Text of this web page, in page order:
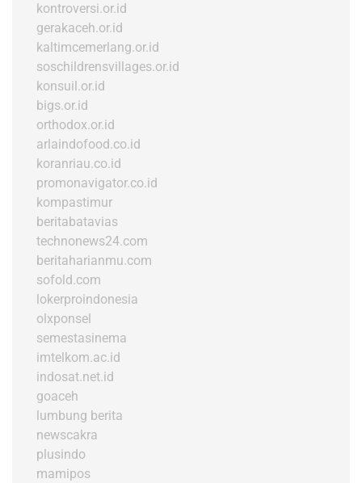
kontroversi.or.id
gerakaceh.or.id
kaltimcemerlang.or.id
soschildrensvillages.or.id
konsuil.or.id
bigs.or.id
orthodox.or.id
arlaindofood.co.id
koranriau.co.id
promonavigator.co.id
kompastimur
beritabatavias
technonews24.com
beritaharianmu.com
sofold.com
lokerproindonesia
olxponsel
semestasinema
imtelkom.ac.id
indosat.net.id
goaceh
lumbung berita
newscakra
plusindo
mamipos